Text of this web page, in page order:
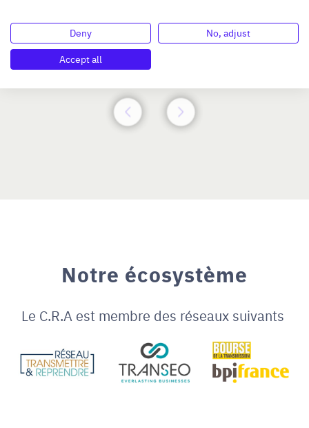
Notre écosystème
Le C.R.A est membre des réseaux suivants
Deny
No, adjust
Accept all